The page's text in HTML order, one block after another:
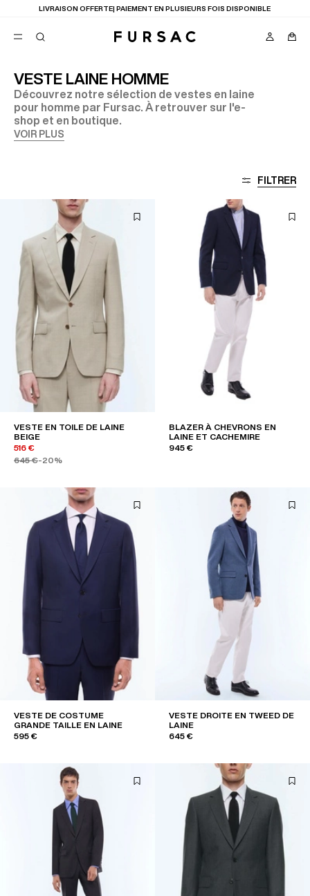
LAST CHANCE : JUSQU'A -50% SUR NOTRE SÉLECTION
VESTE LAINE HOMME
Découvrez notre sélection de vestes en laine
pour homme par Fursac. À retrouver sur l'e-
shop et en boutique.
VOIR PLUS
FILTRER
VESTE EN TOILE DE LAINE
BEIGE
516 €
645 €-20%
BLAZER À CHEVRONS EN
LAINE ET CACHEMIRE
945 €
VESTE DE COSTUME
GRANDE TAILLE EN LAINE
595 €
VESTE DROITE EN TWEED DE
LAINE
645 €
FAVORIS
COSTUMES
PANTALONS
BLOUSONS
LAST CHANCE